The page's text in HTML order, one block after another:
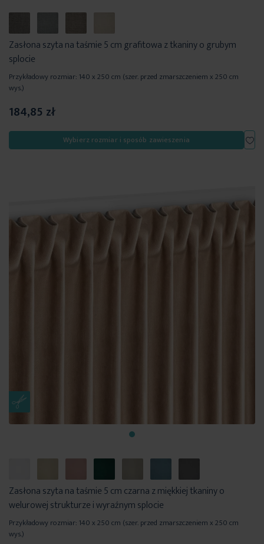
Zasłona szyta na taśmie 5 cm grafitowa z tkaniny o grubym
splocie
Przykładowy rozmiar: 140 x 250 cm (szer. przed zmarszczeniem x 250 cm
wys.)
184,85 zł
Wybierz rozmiar i sposób zawieszenia
Zasłona szyta na taśmie 5 cm czarna z miękkiej tkaniny o
welurowej strukturze i wyraźnym splocie
Przykładowy rozmiar: 140 x 250 cm (szer. przed zmarszczeniem x 250 cm
wys.)